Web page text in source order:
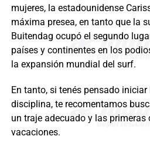
mujeres, la estadounidense
máxima presea, en tanto que la
Buitendag ocupó el segundo
países y continentes en los
la expansión mundial del surf.
En tanto, si tenés pensado
disciplina, te recomentamos
un traje adecuado y las
vacaciones.